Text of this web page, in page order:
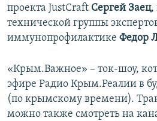
проекта JustCraft Сергей Заец,
технической группы
иммунопрофилактике Федор
«Крым.Важное» – ток-шоу,
эфире Радио Крым.Реалии в
(по крымскому времени).
можно также смотреть на